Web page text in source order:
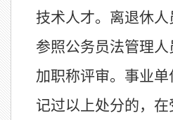
技术人才。 离退休人
参照公务员法管理人
加职称评审。事业单
记过以上处分的，